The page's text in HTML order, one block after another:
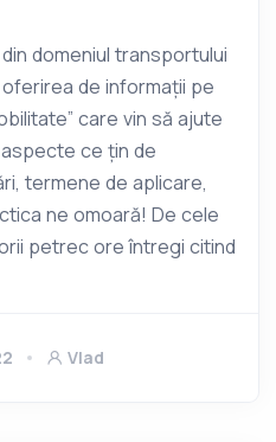
domeniul transportului
de informații pe
care vin să ajute
ce țin de
termene de aplicare,
ne omoară! De cele
petrec ore întregi citind
Vlad